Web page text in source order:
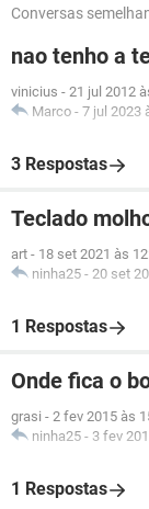
Conversas
nao tenho a
vinicius - 21 jul 2012
Marco - 7 jul 2023
3 Respostas
Teclado
art - 18 set 2021 às
ninha25 - 20 set
1 Respostas
Onde fica o
grasi - 2 fev 2015 às
ninha25 - 3 fev
1 Respostas